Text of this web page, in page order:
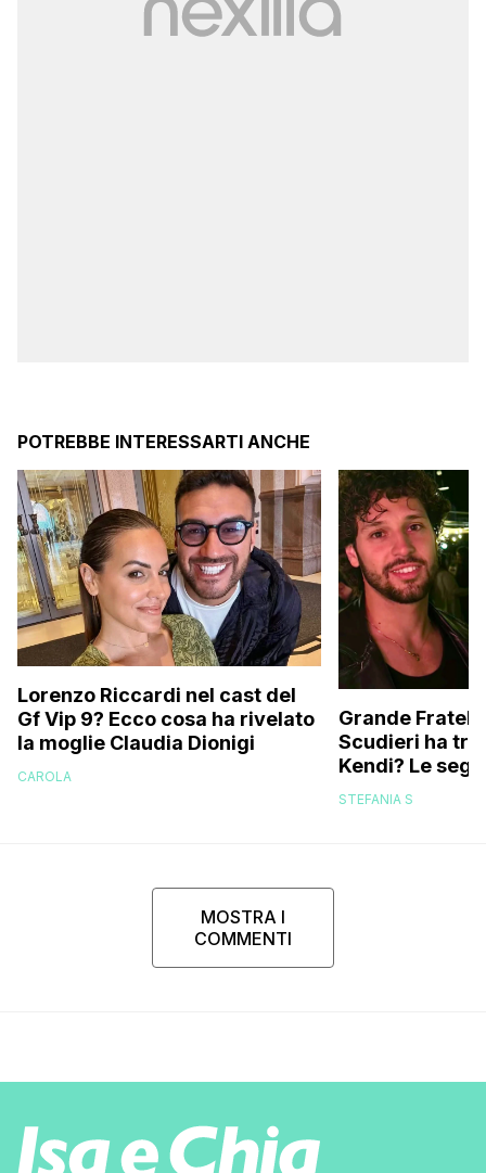
POTREBBE INTERESSARTI ANCHE
Lorenzo Riccardi nel cast del
Gf Vip 9? Ecco cosa ha rivelato
la moglie Claudia Dionigi
CAROLA
Grande
Scudieri ha
Kendi? Le
replica dell’ex
STEFANIA S
MOSTRA I
COMMENTI